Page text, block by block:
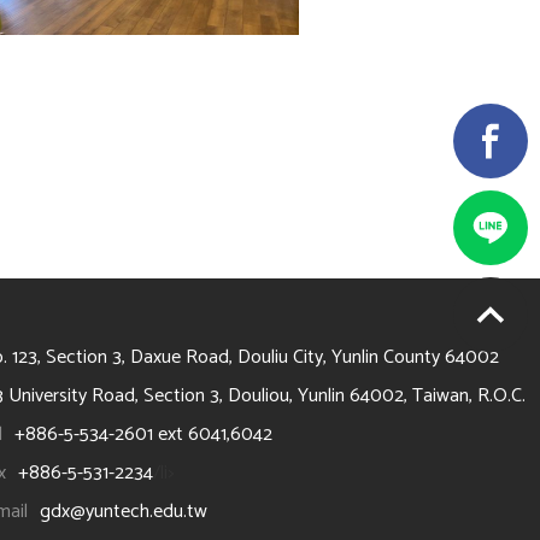
雲林縣斗六市大學路3段123號
123, Section 3, Daxue Road, Douliu City, Yunlin County 64002
University Road, Section 3, Douliou, Yunlin 64002, Taiwan, R.O.C.
+886-5-534-2601 ext 6041,6042
+886-5-531-2234
gdx@yuntech.edu.tw